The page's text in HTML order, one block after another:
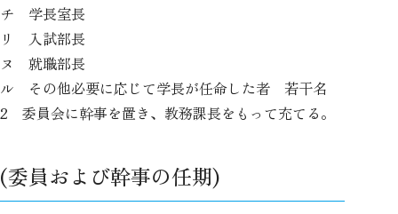
チ 学長室長
リ 入試部長
ヌ 就職部長
ル その他必要に応じて学長が任命した者 若干名
2 委員会に幹事を置き、教務課長をもって充てる。
(委員および幹事の任期)